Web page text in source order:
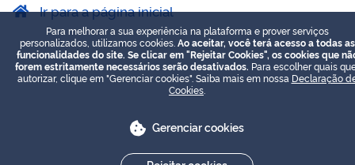
Ir para a página inicial
Para melhorar a sua experiência na plataforma e prover serviços
personalizados, utilizamos cookies. Ao aceitar, você terá acesso a todas as
funcionalidades do site. Se clicar em "Rejeitar Cookies", os cookies que
forem estritamente necessários serão desativados. Para escolher quais
autorizar, clique em "Gerenciar cookies". Saiba mais em nossa Declaração
Cookies
Gerenciar cookies